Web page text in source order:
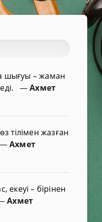
шығуы – жаман
—Ахмет
тілімен жазған
—Ахмет
екеуі – бірінен
Ахмет